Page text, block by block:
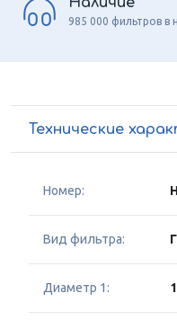
985 000 фильтров в
Технические
Номер:
Вид фильтра:
Диаметр 1: